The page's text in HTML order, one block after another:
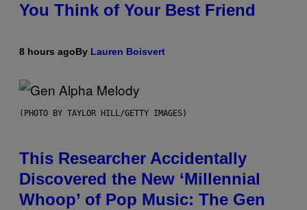
You Think of Your Best Friend
8 hours agoBy Lauren Boisvert
(PHOTO BY TAYLOR HILL/GETTY IMAGES)
This Researcher Accidentally
Discovered the New ‘Millennial
Whoop’ of Pop Music: The Gen